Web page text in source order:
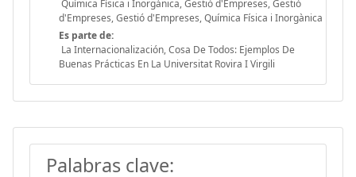
Química Física i Inorgànica, Gestió d'Empreses, Gestió
d'Empreses, Gestió d'Empreses, Química Física i Inorgànica
Es parte de:
La Internacionalización, Cosa De Todos: Ejemplos De
Buenas Prácticas En La Universitat Rovira I Virgili
Palabras clave: